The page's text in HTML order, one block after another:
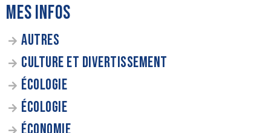
MES INFOS
AUTRES
CULTURE ET DIVERTISSEMENT
ÉCOLOGIE
ÉCOLOGIE